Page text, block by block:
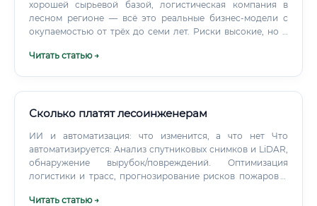
хорошей сырьевой базой, логистическая компания в
лесном регионе — всё это реальные бизнес-модели с
окупаемостью от трёх до семи лет. Риски высокие, но и
учиться на специалиста лесопромышленного бизнеса
Читать статью →
Сколько платят лесоинженерам
ИИ и автоматизация: что изменится, а что нет Что
автоматизируется: Анализ спутниковых снимков и LiDAR,
обнаружение вырубок/повреждений. Оптимизация
логистики и трасс, прогнозирование рисков пожаров и
Читать статью →